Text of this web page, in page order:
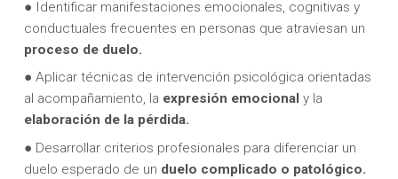
● Identificar manifestaciones emocionales, cognitivas y
conductuales frecuentes en personas que atraviesan un
proceso de duelo.
● Aplicar técnicas de intervención psicológica orientadas
al acompañamiento, la expresión emocional y la
elaboración de la pérdida.
● Desarrollar criterios profesionales para diferenciar un
duelo esperado de un duelo complicado o patológico.